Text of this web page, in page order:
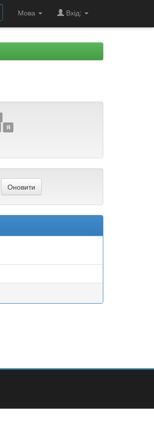
Мова Вхід:
Я